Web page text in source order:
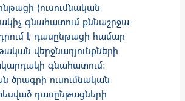
(ուսումնական
գնահատում քննա­շրջա­
է դասընթացի համար
վերջնադյունք­ների
գնահատում:
ծրագրի ուսումնական
դաս­­­ըն­­թաց­ների